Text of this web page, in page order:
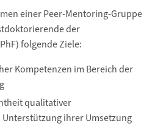
einer Peer-Mentoring-Gruppe
der
folgende Ziele:
Kompetenzen im Bereich der
qualitativer
ihrer Umsetzung